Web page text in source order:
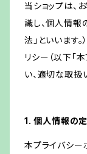
当ショップは、
識し、個人情報
法」といいます
リシー（以下「
い、適切な取扱
1. 個人情報の
本プライバシー